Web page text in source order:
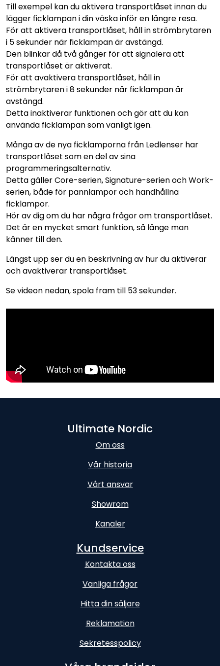
Till exempel kan du aktivera transportlåset innan du
lägger ficklampan i din väska inför en längre resa.
För att aktivera transportlåset, håll in strömbrytaren
i 5 sekunder när ficklampan är avstängd.
Den blinkar då två gånger för att signalera att
transportlåset är aktiverat.
För att avaktivera transportlåset, håll in
strömbrytaren i 8 sekunder när ficklampan är
avstängd.
Detta inaktiverar funktionen och gör att du kan
använda ficklampan som vanligt igen.
Många av de nya ficklamporna från Ledlenser har
transportlåset som en del av sina
programmeringsalternativ.
Detta gäller Core-serien, Signature-serien och Work-
serien, både för pannlampor och handhållna
ficklampor.
Hör av dig om du har några frågor om transportlåset.
Det är en mycket smart funktion, så länge man
känner till den.
Längst upp ser du en beskrivning av hur du aktiverar
och avaktiverar transportlåset.
Se videon nedan, spola fram till 53 sekunder.
Ultimate Nordic
Om oss
Vår historia
Vårt ansvar
Showrom
Kanaler
Kundservice
Kontakta oss
Vanliga frågor
Hitta din säljare
Reklamation
Sekretesspolicy